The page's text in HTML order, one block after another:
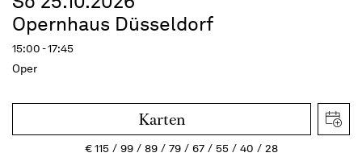
Opernhaus Düsseldorf
15:00 - 17:45
Oper
Karten
€115 99 89 79 67 55 40
28